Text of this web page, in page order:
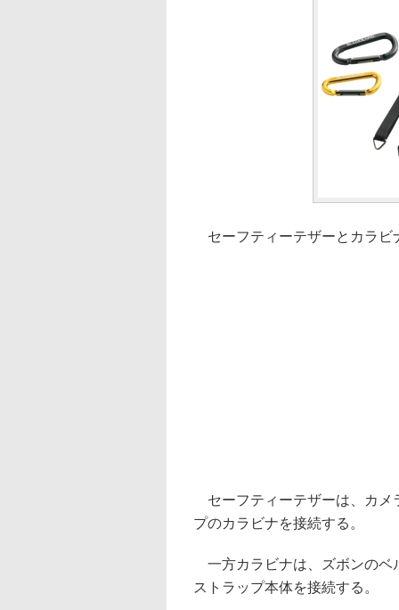
セーフティーテザーとカラビ
セーフティーテザーは、カメ
プのカラビナを接続する。
一方カラビナは、ズボンのベ
ストラップ本体を接続する。